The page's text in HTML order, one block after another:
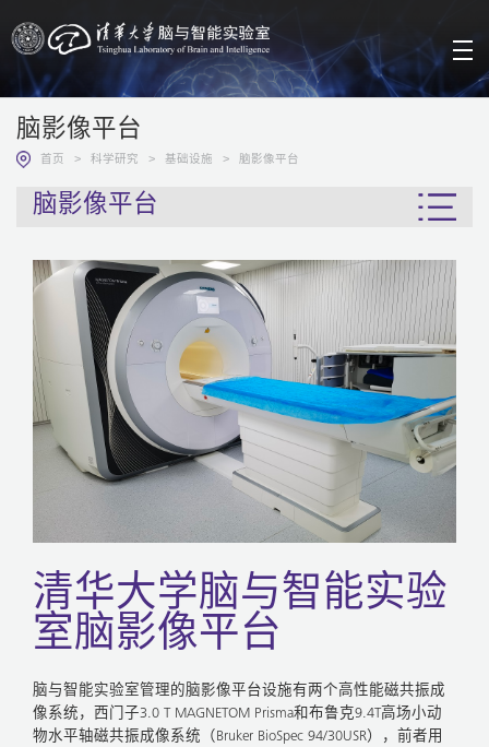
脑影像平台
首页 > 科学研究 > 基础设施 > 脑影像平台
脑影像平台
清华大学脑与智能实验
室脑影像平台
脑与智能实验室管理的脑影像平台设施有两个高性能磁共振成
像系统，西门子3.0 T MAGNETOM Prisma和布鲁克9.4T高场小动
物水平轴磁共振成像系统（Bruker BioSpec 94/30USR），前者用